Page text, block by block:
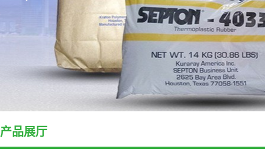
产品展厅